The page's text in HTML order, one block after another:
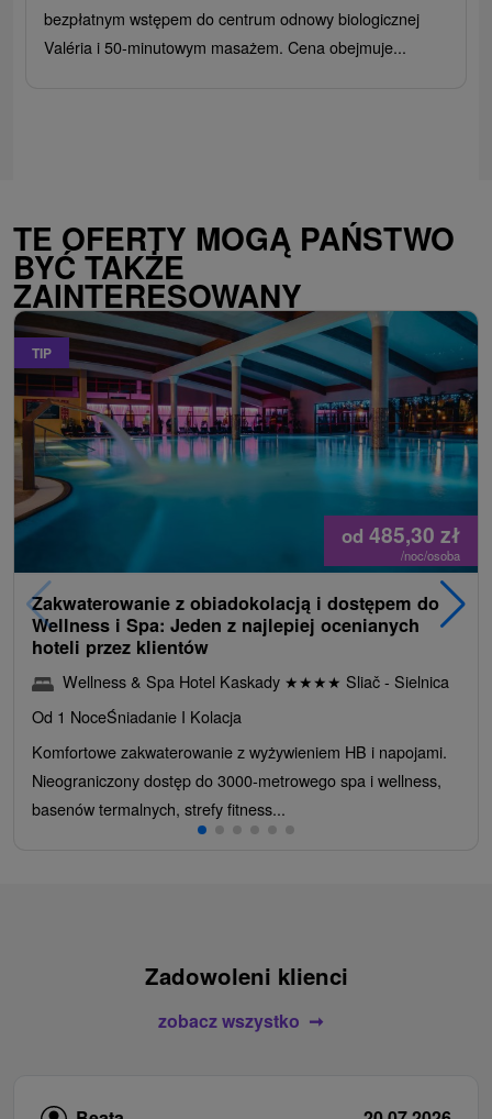
bezpłatnym wstępem do centrum odnowy biologicznej
Valéria i 50-minutowym masażem. Cena obejmuje...
TE OFERTY MOGĄ PAŃSTWO
BYĆ TAKŻE
ZAINTERESOWANY
TIP
od 485,30 zł
/noc/osoba
Zakwaterowanie z obiadokolacją i dostępem do
Wellness i Spa: Jeden z najlepiej ocenianych
hoteli przez klientów
Wellness & Spa Hotel Kaskady ★★★★ Sliač - Sielnica
Od 1 NoceŚniadanie I Kolacja
Komfortowe zakwaterowanie z wyżywieniem HB i napojami.
Nieograniczony dostęp do 3000-metrowego spa i wellness,
basenów termalnych, strefy fitness...
Zadowoleni klienci
zobacz wszystko